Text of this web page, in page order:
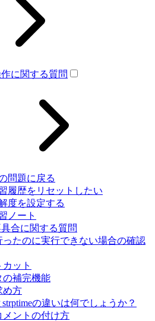
に関する質問
問題に戻る
履歴をリセットしたい
度を設定する
ノート
合に関する質問
ったのに実行できない場合の確認
カット
の補完機能
め方
strptimeの違いは何でしょうか？
メントの付け方